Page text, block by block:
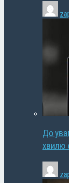
До
хвилю